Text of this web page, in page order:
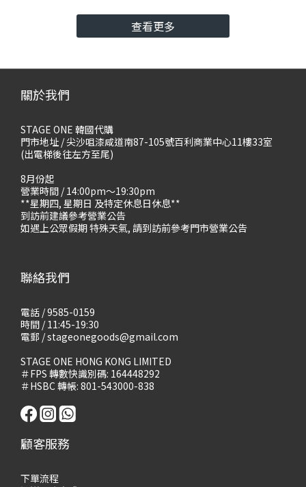
查看更多
關於我們
STAGE ONE 韓國代購
門市地址 / 尖沙咀漆咸道南87-105號百利商業中心11樓33室
(出電梯後往左方至尾)
8月份起
營業時間 / 14:00pm～19:30pm
**星期四, 星期日 及特定休息日休息**
到訪前建議參考營業公告
如遇上公眾假期 特殊天氣, 請到訪前參考門市營業公告
聯絡我們
電話 / 9585-0159
時間 / 11:45-19:30
電郵 / stageonegoods@gmail.com
STAGE ONE HONG KONG LIMITED
＃FPS 轉數快識別碼: 164448292
＃HSBC 轉帳: 801-543000-838
顧客服務
下單流程